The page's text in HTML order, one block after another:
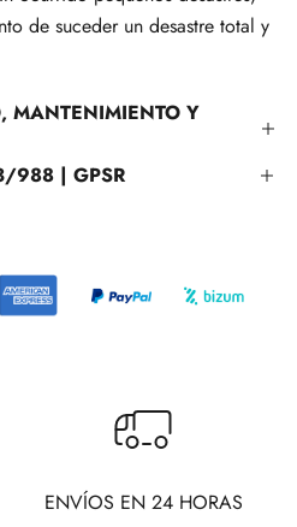
de suceder un desastre total y
MANTENIMIENTO Y
988 | GPSR
ENVÍOS EN 24 HORAS